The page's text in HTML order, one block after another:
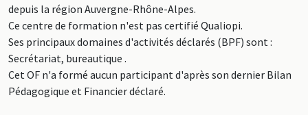
depuis la région Auvergne-Rhône-Alpes.
Ce centre de formation n'est pas certifié Qualiopi.
Ses principaux domaines d'activités déclarés (BPF) sont :
Secrétariat, bureautique .
Cet OF n'a formé aucun participant d'après son dernier Bilan
Pédagogique et Financier déclaré.